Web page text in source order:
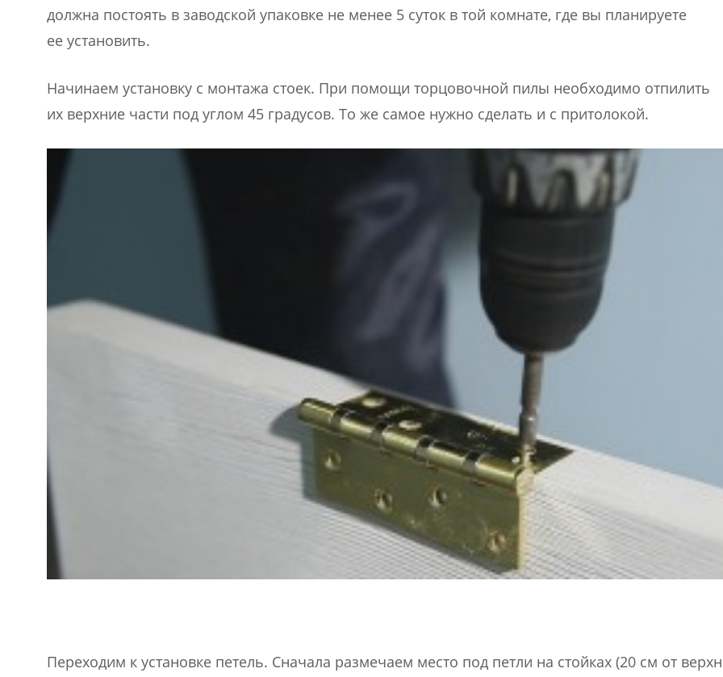
должна постоять в заводской упаковке не менее 5 суток в той комнате, где вы планируете
ее установить.
Начинаем установку с монтажа стоек. При помощи торцовочной пилы необходимо отпилить
их верхние части под углом 45 градусов. То же самое нужно сделать и с притолокой.
Переходим к установке петель. Сначала размечаем место под петли на стойках (20 см от